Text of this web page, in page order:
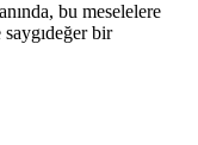
bu meselelere
bir